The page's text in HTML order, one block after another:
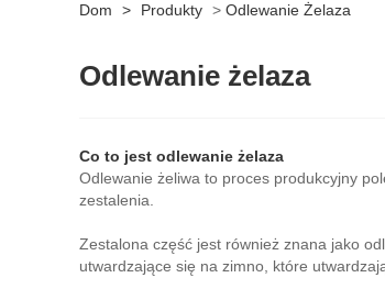
Dom > Produkty > Odlewanie Żelaza
Odlewanie żelaza
Co to jest odlewanie żelaza
Odlewanie żeliwa to proces produkcyjny
zestalenia.
Zestalona część jest również znana jako
utwardzające się na zimno, które